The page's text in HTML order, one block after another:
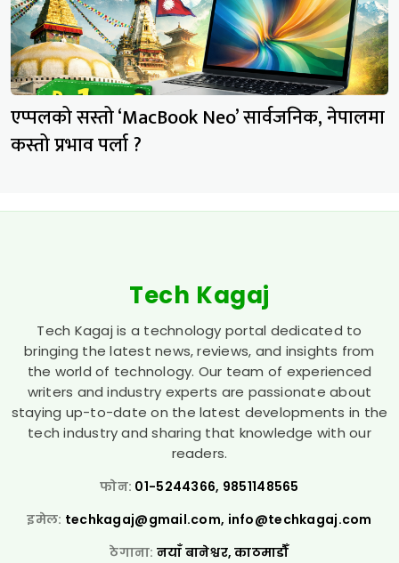
एप्पलको सस्तो ‘MacBook Neo’ सार्वजनिक, नेपालमा
कस्तो प्रभाव पर्ला ?
Tech Kagaj
Tech Kagaj is a technology portal dedicated to
bringing the latest news, reviews, and insights from
the world of technology. Our team of experienced
writers and industry experts are passionate about
staying up-to-date on the latest developments in the
tech industry and sharing that knowledge with our
readers.
फोन: 01-5244366, 9851148565
इमेल: techkagaj@gmail.com, info@techkagaj.com
ठेगाना: नयाँ बानेश्वर, काठमाडौँ